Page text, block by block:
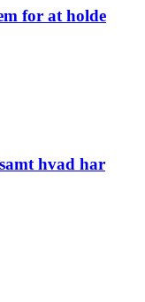
for at holde
hvad har